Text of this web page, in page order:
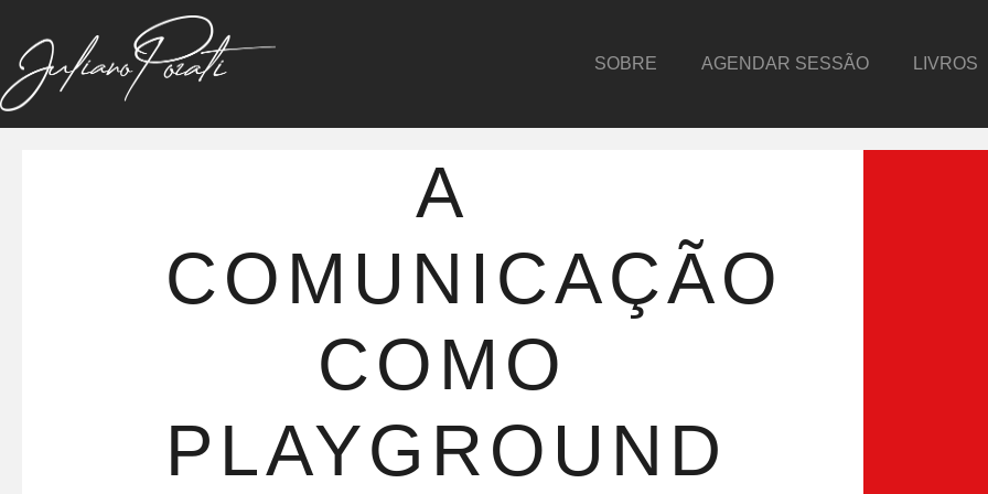
SOBRE AGENDAR SESSÃO LIVROS
A
COMUNICAÇÃO
COMO
PLAYGROUND